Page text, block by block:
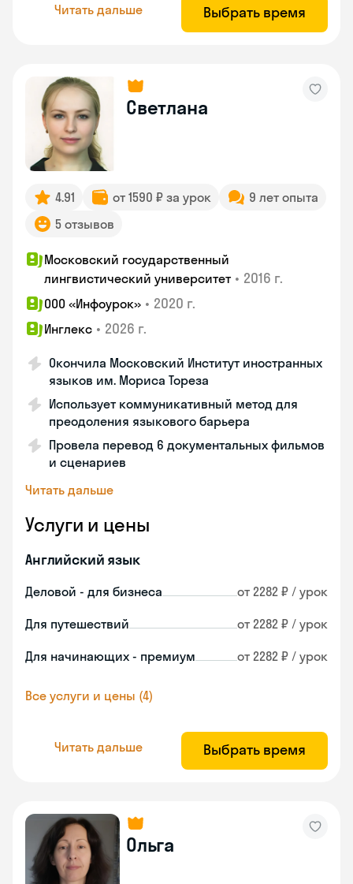
Читать дальше Выбрать время
Светлана
4.91 от 1590 ₽ за урок
9 лет опыта
5 отзывов
Московский государственный
лингвистический университет • 2016 г.
ООО «Инфоурок» • 2020 г.
Инглекс • 2026 г.
Окончила Московский Институт иностранных
языков им. Мориса Тореза
Использует коммуникативный метод для
преодоления языкового барьера
Провела перевод 6 документальных фильмов
и сценариев
Читать дальше
Услуги и цены
Английский язык
Деловой - для бизнеса от 2282 ₽ / урок
Для путешествий от 2282 ₽ / урок
Для начинающих - премиум от 2282 ₽ / урок
Все услуги и цены (4)
Читать дальше Выбрать время
Ольга